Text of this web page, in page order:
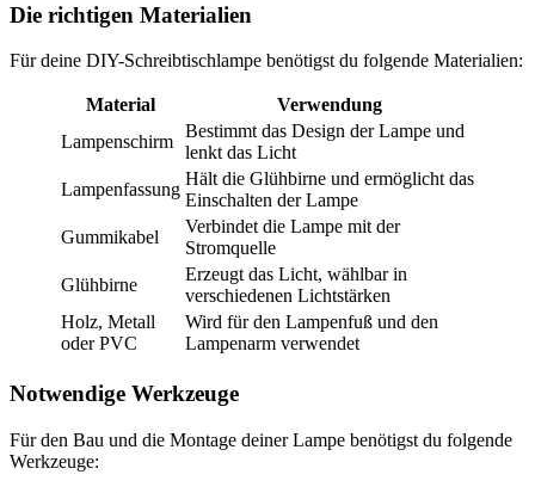
Die richtigen Materialien
Für deine DIY-Schreibtischlampe benötigst du folgende Materialien:
Material
Verwendung
Lampenschirm
Bestimmt das Design der Lampe und
lenkt das Licht
Lampenfassung
Hält die Glühbirne und ermöglicht das
Einschalten der Lampe
Gummikabel
Verbindet die Lampe mit der
Stromquelle
Glühbirne
Erzeugt das Licht, wählbar in
verschiedenen Lichtstärken
Holz, Metall
oder PVC
Wird für den Lampenfuß und den
Lampenarm verwendet
Notwendige Werkzeuge
Für den Bau und die Montage deiner Lampe benötigst du folgende
Werkzeuge: